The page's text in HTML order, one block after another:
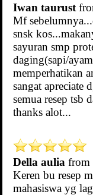
Iwan taurust
Mf
snsk
sayuran smp
daging(sapi/
memperhatikan
sangat apreciate
semua resep tsb
thanks alot...
Della aulia from
Keren bu resep
mahasiswa yg